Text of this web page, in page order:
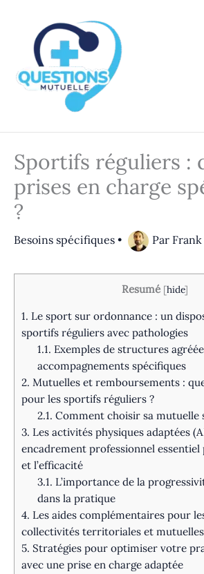
contenu
Sportifs réguliers :
prises en charge
?
Besoins spécifiques • Par Frank
Resumé [hide]
1. Le sport sur ordonnance : un
sportifs réguliers avec pathologies
1.1. Exemples de structures
accompagnements spécifiques
2. Mutuelles et remboursements :
pour les sportifs réguliers ?
2.1. Comment choisir sa mutuelle
3. Les activités physiques adaptées
encadrement professionnel
et l’efficacité
3.1. L’importance de la
dans la pratique
4. Les aides complémentaires pour
collectivités territoriales et
5. Stratégies pour optimiser votre
avec une prise en charge adaptée